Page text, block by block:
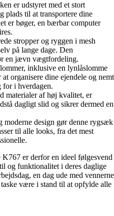
er udstyret med et stort
plads til at transportere dine
er bøger, en bærbar computer
stropper og ryggen i mesh
på lange dage. Den
en jævn vægtfordeling.
inklusive en lynlåslomme
organisere dine ejendele og nemt
for i hverdagen.
materialer af høj kvalitet, er
dagligt slid og sikrer dermed en
moderne design gør denne rygsæk
til alle looks, fra det mest
er derfor en ideel følgesvend
og funktionalitet i deres daglige
en dag ude med vennerne
være i stand til at opfylde alle